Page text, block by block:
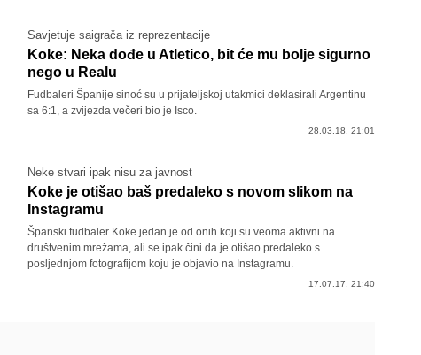
Savjetuje saigrača iz reprezentacije
Koke: Neka dođe u Atletico, bit će mu bolje sigurno
nego u Realu
Fudbaleri Španije sinoć su u prijateljskoj utakmici deklasirali Argentinu
sa 6:1, a zvijezda večeri bio je Isco.
28.03.18. 21:01
Neke stvari ipak nisu za javnost
Koke je otišao baš predaleko s novom slikom na
Instagramu
Španski fudbaler Koke jedan je od onih koji su veoma aktivni na
društvenim mrežama, ali se ipak čini da je otišao predaleko s
posljednjom fotografijom koju je objavio na Instagramu.
17.07.17. 21:40